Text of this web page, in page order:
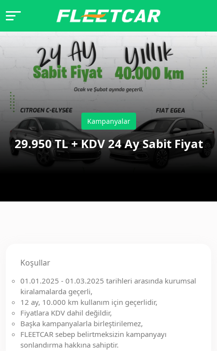
Kampanyalar
29.950 TL + KDV 24 Ay Sabit Fiyat
Koşullar
01.01.2025 - 01.03.2025 tarihleri arasında kurumsal
kiralamalarda geçerli,
12 ay, 10.000 km kullanım için geçerlidir,
Fiyatlara KDV dahil değildir,
Başka kampanyalarla birleştirilemez,
FLEETCAR sebep belirtmeksizin kampanyayı
sonlandırma hakkına sahiptir.